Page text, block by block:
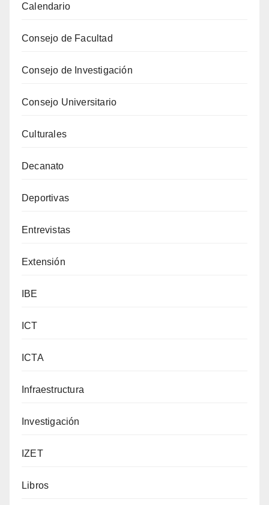
Calendario
Consejo de Facultad
Consejo de Investigación
Consejo Universitario
Culturales
Decanato
Deportivas
Entrevistas
Extensión
IBE
ICT
ICTA
Infraestructura
Investigación
IZET
Libros